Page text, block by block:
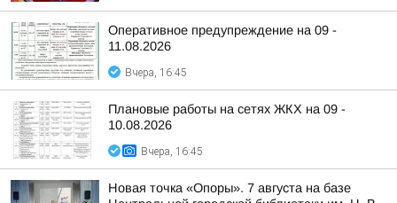
Оперативное предупреждение на 09 -
11.08.2026
Вчера, 16:45
Плановые работы на сетях ЖКХ на 09 -
10.08.2026
Вчера, 16:45
Новая точка «Опоры». 7 августа на базе